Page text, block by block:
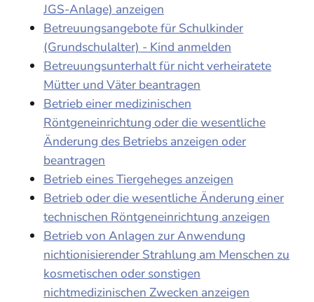
JGS-Anlage) anzeigen
Betreuungsangebote für Schulkinder
(Grundschulalter) - Kind anmelden
Betreuungsunterhalt für nicht verheiratete
Mütter und Väter beantragen
Betrieb einer medizinischen
Röntgeneinrichtung oder die wesentliche
Änderung des Betriebs anzeigen oder
beantragen
Betrieb eines Tiergeheges anzeigen
Betrieb oder die wesentliche Änderung einer
technischen Röntgeneinrichtung anzeigen
Betrieb von Anlagen zur Anwendung
nichtionisierender Strahlung am Menschen zu
kosmetischen oder sonstigen
nichtmedizinischen Zwecken anzeigen